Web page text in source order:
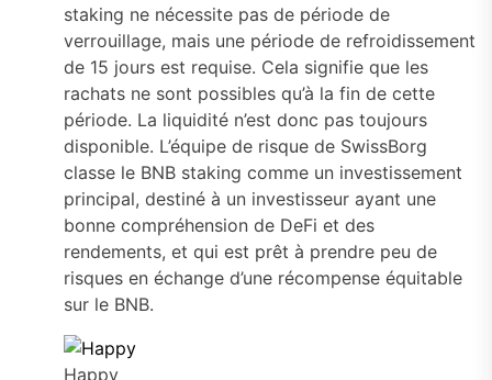
staking ne nécessite pas de période de
verrouillage, mais une période de refroidissement
de 15 jours est requise. Cela signifie que les
rachats ne sont possibles qu’à la fin de cette
période. La liquidité n’est donc pas toujours
disponible. L’équipe de risque de SwissBorg
classe le BNB staking comme un investissement
principal, destiné à un investisseur ayant une
bonne compréhension de DeFi et des
rendements, et qui est prêt à prendre peu de
risques en échange d’une récompense équitable
sur le BNB.
Happy